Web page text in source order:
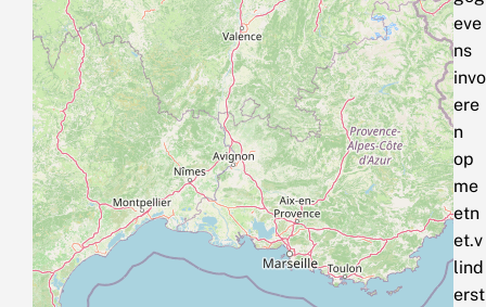
eve
ns
invo
ere
n
op
me
etn
et.v
lind
erst